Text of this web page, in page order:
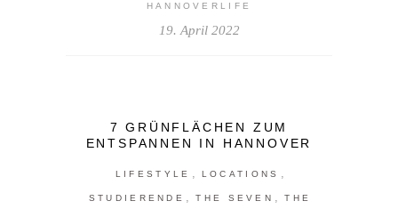
HANNOVERLIFE
19. April 2022
7 GRÜNFLÄCHEN ZUM
ENTSPANNEN IN HANNOVER
LIFESTYLE , LOCATIONS ,
STUDIERENDE , THE SEVEN , THE